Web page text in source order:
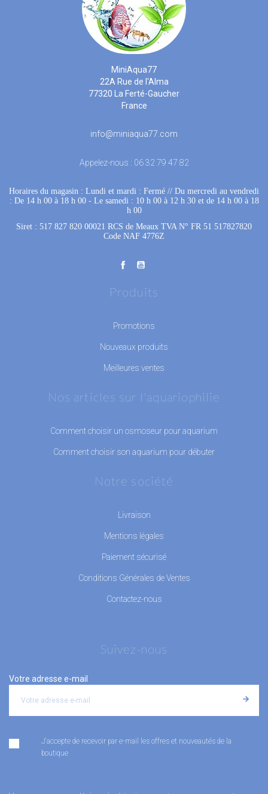
MiniAqua77
22A Rue de l'Alma
77320 La Ferté-Gaucher
France
info@miniaqua77.com
Appelez-nous : 06 32 79 47 82
Horaires du magasin : Lundi et mardi : Fermé // Du mercredi au vendredi
: De 14 h 00 à 18 h 00 - Le samedi : 10 h 00 à 12 h 30 et de 14 h 00 à 18
h 00
Siret : 517 827 820 00021 RCS de Meaux TVA N° FR 51 517827820
Code NAF 4776Z
Produits
Promotions
Nouveaux produits
Meilleures ventes
Nos articles sur l'aquariophilie
Comment choisir un osmoseur pour aquarium
Comment choisir son aquarium pour débuter
Notre société
Livraison
Mentions légales
Paiement sécurisé
Conditions Générales de Ventes
Contactez-nous
Suivez-nous
Votre adresse e-mail
J'accepte de recevoir par e-mail les offres et nouveautés de la
boutique